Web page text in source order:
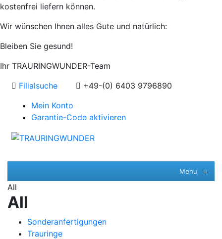
kostenfrei liefern können.
Wir wünschen Ihnen alles Gute und natürlich:
Bleiben Sie gesund!
Ihr TRAURINGWUNDER-Team
Filialsuche
+49-(0) 6403 9796890
Mein Konto
Garantie-Code aktivieren
Menu ≡
All
All
Sonderanfertigungen
Trauringe